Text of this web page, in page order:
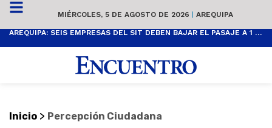
MIÉRCOLES, 5 DE AGOSTO DE 2026 | AREQUIPA
AREQUIPA: SEIS EMPRESAS DEL SIT DEBEN BAJAR EL PASAJE A 1 SOL
Inicio > Percepción Ciudadana